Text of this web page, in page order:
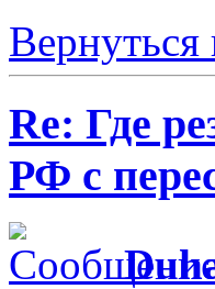
Вернуться
Re: Где
РФ с